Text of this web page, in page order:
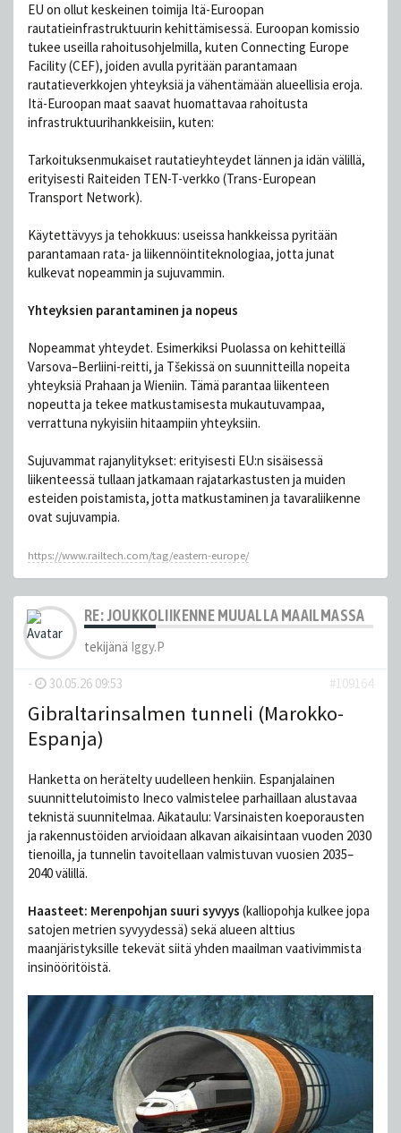
EU on ollut keskeinen toimija Itä-Euroopan
rautatieinfrastruktuurin kehittämisessä. Euroopan komissio
tukee useilla rahoitusohjelmilla, kuten Connecting Europe
Facility (CEF), joiden avulla pyritään parantamaan
rautatieverkkojen yhteyksiä ja vähentämään alueellisia eroja.
Itä-Euroopan maat saavat huomattavaa rahoitusta
infrastruktuurihankkeisiin, kuten:
Tarkoituksenmukaiset rautatieyhteydet lännen ja idän välillä,
erityisesti Raiteiden TEN-T-verkko (Trans-European
Transport Network).
Käytettävyys ja tehokkuus: useissa hankkeissa pyritään
parantamaan rata- ja liikennöintiteknologiaa, jotta junat
kulkevat nopeammin ja sujuvammin.
Yhteyksien parantaminen ja nopeus
Nopeammat yhteydet. Esimerkiksi Puolassa on kehitteillä
Varsova–Berliini-reitti, ja Tšekissä on suunnitteilla nopeita
yhteyksiä Prahaan ja Wieniin. Tämä parantaa liikenteen
nopeutta ja tekee matkustamisesta mukautuvampaa,
verrattuna nykyisiin hitaampiin yhteyksiin.
Sujuvammat rajanylitykset: erityisesti EU:n sisäisessä
liikenteessä tullaan jatkamaan rajatarkastusten ja muiden
esteiden poistamista, jotta matkustaminen ja tavaraliikenne
ovat sujuvampia.
https://www.railtech.com/tag/eastern-europe/
RE: JOUKKOLIIKENNE MUUALLA MAAILMASSA
tekijänä Iggy.P
- 30.05.26 09:53 #109164
Gibraltarinsalmen tunneli (Marokko-
Espanja)
Hanketta on herätelty uudelleen henkiin. Espanjalainen
suunnittelutoimisto Ineco valmistelee parhaillaan alustavaa
teknistä suunnitelmaa. Aikataulu: Varsinaisten koeporausten
ja rakennustöiden arvioidaan alkavan aikaisintaan vuoden 2030
tienoilla, ja tunnelin tavoitellaan valmistuvan vuosien 2035–
2040 välillä.
Haasteet: Merenpohjan suuri syvyys (kalliopohja kulkee jopa
satojen metrien syvyydessä) sekä alueen alttius
maanjäristyksille tekevät siitä yhden maailman vaativimmista
insinööritöistä.